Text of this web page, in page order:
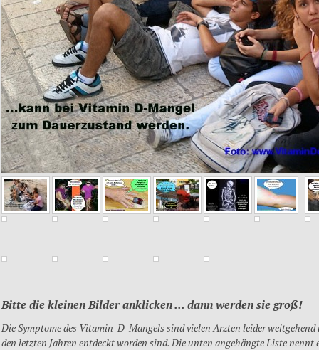
Bitte die kleinen Bilder anklicken ... dann werden sie groß!
Die Symptome des Vitamin-D-Mangels sind vielen Ärzten leider
den letzten Jahren entdeckt worden sind. Die unten angehängte Liste nennt